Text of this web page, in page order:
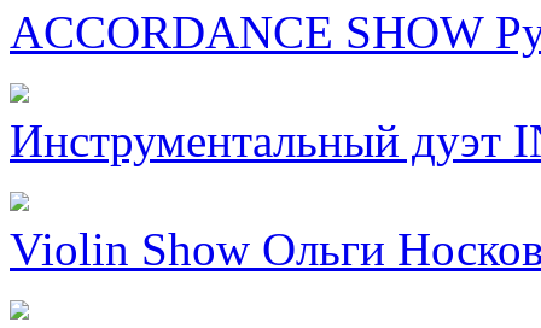
ACCORDANCE SHOW
Инструментальный дуэт
Violin Show Ольги